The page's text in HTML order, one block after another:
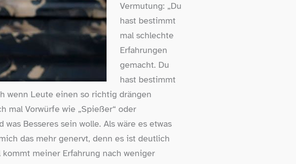
Vermutung: „Du
hast bestimmt
mal schlechte
Erfahrungen
gemacht. Du
hast bestimmt
wenn Leute einen so richtig drängen
mal Vorwürfe wie „Spießer“ oder
Besseres sein wolle. Als wäre es etwas
das mehr genervt, denn es ist deutlich
meiner Erfahrung nach weniger